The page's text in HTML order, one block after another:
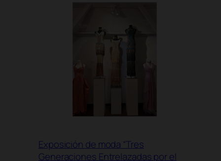
Exposición de moda “Tres
Generaciones Entrelazadas por el